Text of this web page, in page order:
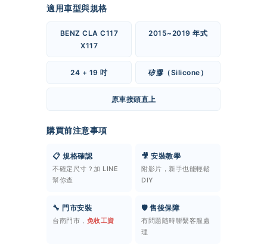
適用車型與規格
BENZ CLA C117
X117
2015~2019 年式
24 + 19 吋 矽膠（Silicone）
原車接頭直上
購買前注意事項
📋 規格確認
不確定尺寸？加 LINE
幫你查
🎥 安裝教學
附影片，新手也能輕鬆
DIY
🔧 門市安裝
台南門市， 免收工資
🛡️ 售後保障
有問題隨時聯繫客服處
理